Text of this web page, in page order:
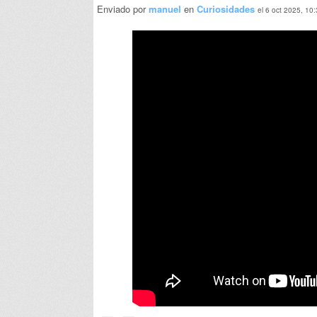
Enviado pormanuel en Curiosidades el 6 oct 2025,